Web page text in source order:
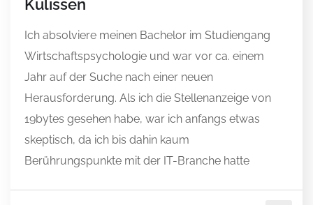
Kulissen
Ich absolviere meinen Bachelor im Studiengang
Wirtschaftspsychologie und war vor ca. einem
Jahr auf der Suche nach einer neuen
Herausforderung. Als ich die Stellenanzeige von
19bytes gesehen habe, war ich anfangs etwas
skeptisch, da ich bis dahin kaum
Berührungspunkte mit der IT-Branche hatte